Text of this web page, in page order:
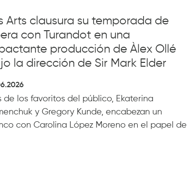
Arts clausura su temporada de
con Turandot en una
producción de Àlex Ollé
la dirección de Sir Mark Elder
de los favoritos del público, Ekaterina
y Gregory Kunde, encabezan un
con Carolina López Moreno en el papel de